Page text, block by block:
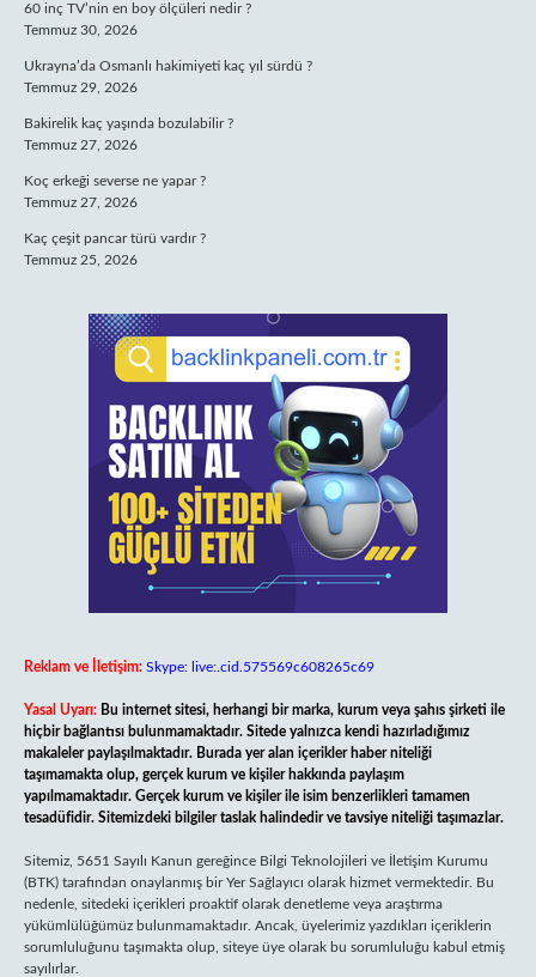
60 inç TV’nin en boy ölçüleri nedir ?
Temmuz 30, 2026
Ukrayna’da Osmanlı hakimiyeti kaç yıl sürdü ?
Temmuz 29, 2026
Bakirelik kaç yaşında bozulabilir ?
Temmuz 27, 2026
Koç erkeği severse ne yapar ?
Temmuz 27, 2026
Kaç çeşit pancar türü vardır ?
Temmuz 25, 2026
Reklam ve İletişim: Skype: live:.cid.575569c608265c69
Yasal Uyarı: Bu internet sitesi, herhangi bir marka, kurum veya şahıs şirketi ile
hiçbir bağlantısı bulunmamaktadır. Sitede yalnızca kendi hazırladığımız
makaleler paylaşılmaktadır. Burada yer alan içerikler haber niteliği
taşımamakta olup, gerçek kurum ve kişiler hakkında paylaşım
yapılmamaktadır. Gerçek kurum ve kişiler ile isim benzerlikleri tamamen
tesadüfidir. Sitemizdeki bilgiler taslak halindedir ve tavsiye niteliği taşımazlar.
Sitemiz, 5651 Sayılı Kanun gereğince Bilgi Teknolojileri ve İletişim Kurumu
(BTK) tarafından onaylanmış bir Yer Sağlayıcı olarak hizmet vermektedir. Bu
nedenle, sitedeki içerikleri proaktif olarak denetleme veya araştırma
yükümlülüğümüz bulunmamaktadır. Ancak, üyelerimiz yazdıkları içeriklerin
sorumluluğunu taşımakta olup, siteye üye olarak bu sorumluluğu kabul etmiş
sayılırlar.